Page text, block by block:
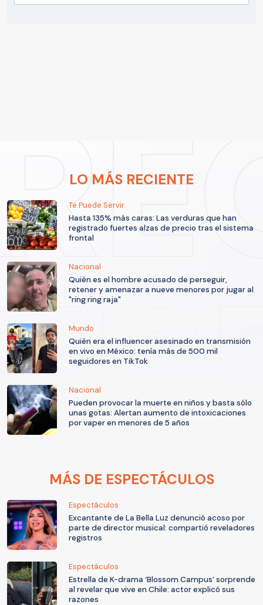
LO MÁS RECIENTE
Te Puede Servir
Hasta 135% más caras: Las verduras que han
registrado fuertes alzas de precio tras el sistema
frontal
Nacional
Quién es el hombre acusado de perseguir,
retener y amenazar a nueve menores por jugar al
"ring ring raja"
Mundo
Quién era el influencer asesinado en transmisión
en vivo en México: tenía más de 500 mil
seguidores en TikTok
Nacional
Pueden provocar la muerte en niños y basta sólo
unas gotas: Alertan aumento de intoxicaciones
por vaper en menores de 5 años
MÁS DE ESPECTÁCULOS
Espectáculos
Excantante de La Bella Luz denunció acoso por
parte de director musical: compartió reveladores
registros
Espectáculos
Estrella de K-drama ‘Blossom Campus’ sorprende
al revelar que vive en Chile: actor explicó sus
razones